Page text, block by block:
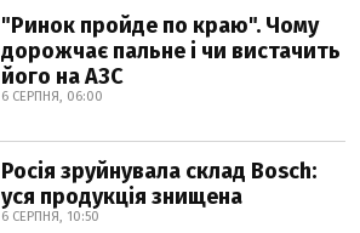
"Ринок пройде по краю". Чому
дорожчає пальне і чи вистачить
його на АЗС
6 СЕРПНЯ, 06:00
Росія зруйнувала склад Bosch:
уся продукція знищена
6 СЕРПНЯ, 10:50